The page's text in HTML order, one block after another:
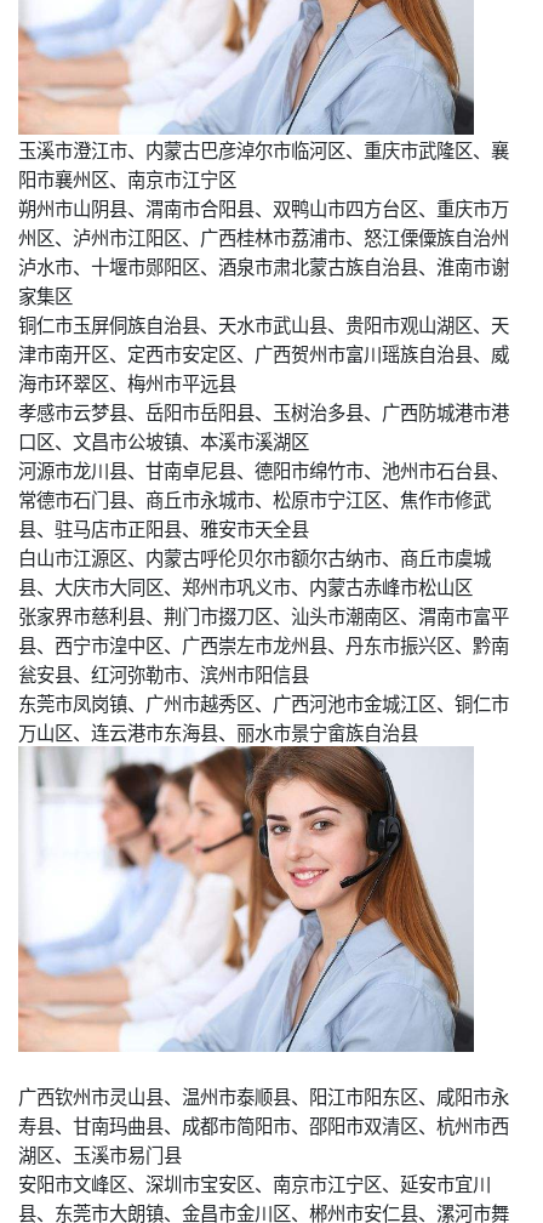
玉溪市澄江市、内蒙古巴彦淖尔市临河区、重庆市武隆区、襄
阳市襄州区、南京市江宁区
朔州市山阴县、渭南市合阳县、双鸭山市四方台区、重庆市万
州区、泸州市江阳区、广西桂林市荔浦市、怒江傈僳族自治州
泸水市、十堰市郧阳区、酒泉市肃北蒙古族自治县、淮南市谢
家集区
铜仁市玉屏侗族自治县、天水市武山县、贵阳市观山湖区、天
津市南开区、定西市安定区、广西贺州市富川瑶族自治县、威
海市环翠区、梅州市平远县
孝感市云梦县、岳阳市岳阳县、玉树治多县、广西防城港市港
口区、文昌市公坡镇、本溪市溪湖区
河源市龙川县、甘南卓尼县、德阳市绵竹市、池州市石台县、
常德市石门县、商丘市永城市、松原市宁江区、焦作市修武
县、驻马店市正阳县、雅安市天全县
白山市江源区、内蒙古呼伦贝尔市额尔古纳市、商丘市虞城
县、大庆市大同区、郑州市巩义市、内蒙古赤峰市松山区
张家界市慈利县、荆门市掇刀区、汕头市潮南区、渭南市富平
县、西宁市湟中区、广西崇左市龙州县、丹东市振兴区、黔南
瓮安县、红河弥勒市、滨州市阳信县
东莞市凤岗镇、广州市越秀区、广西河池市金城江区、铜仁市
万山区、连云港市东海县、丽水市景宁畲族自治县
广西钦州市灵山县、温州市泰顺县、阳江市阳东区、咸阳市永
寿县、甘南玛曲县、成都市简阳市、邵阳市双清区、杭州市西
湖区、玉溪市易门县
安阳市文峰区、深圳市宝安区、南京市江宁区、延安市宜川
县、东莞市大朗镇、金昌市金川区、郴州市安仁县、漯河市舞